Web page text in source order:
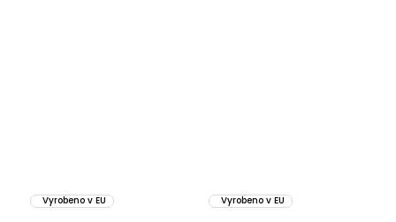
Vyrobeno v EU Vyrobeno v EU